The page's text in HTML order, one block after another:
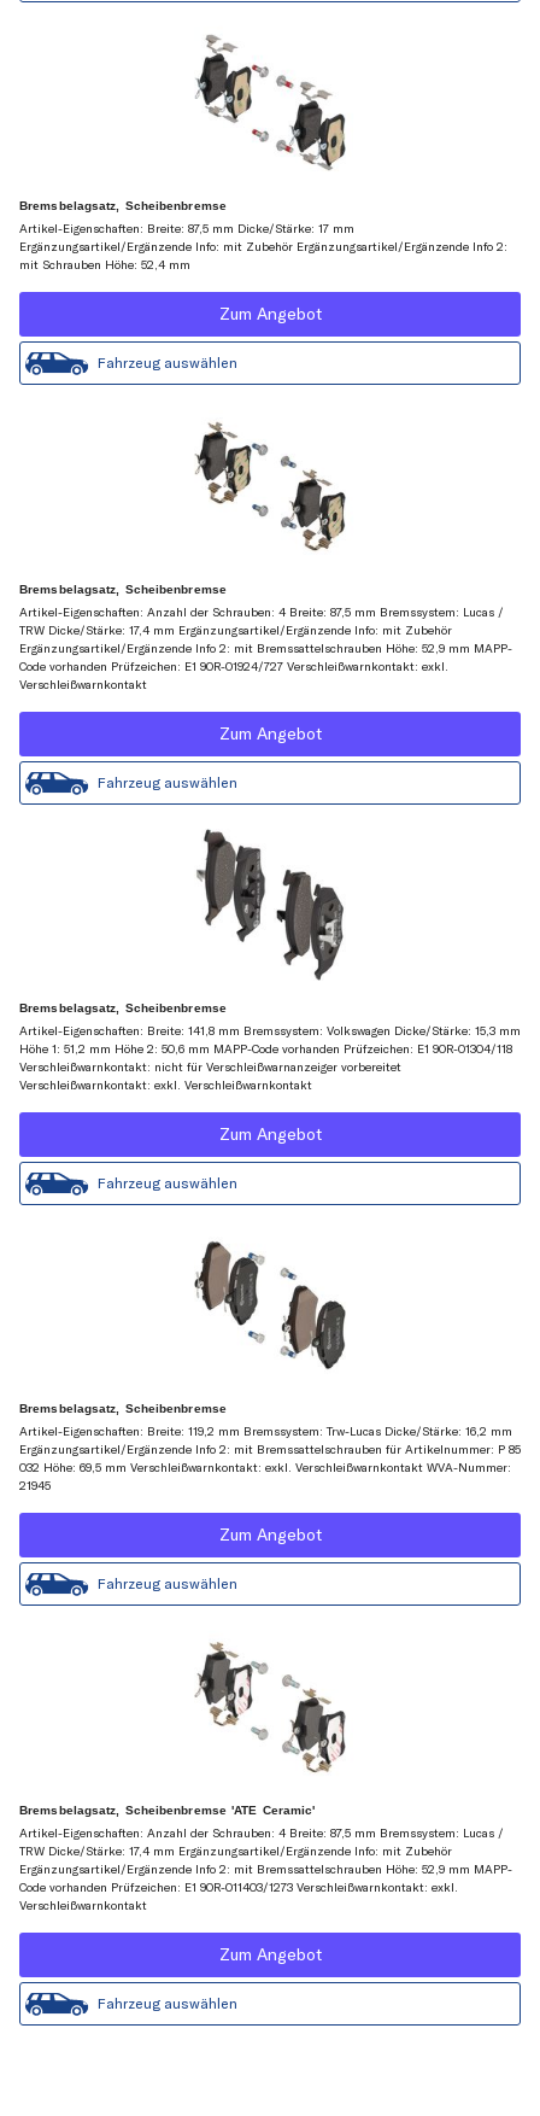
Bremsbelagsatz, Scheibenbremse
Artikel-Eigenschaften: Breite: 87,5 mm Dicke/Stärke: 17 mm
Ergänzungsartikel/Ergänzende Info: mit Zubehör Ergänzungsartikel/Ergänzende Info 2:
mit Schrauben Höhe: 52,4 mm
Zum Angebot
Fahrzeug auswählen
Bremsbelagsatz, Scheibenbremse
Artikel-Eigenschaften: Anzahl der Schrauben: 4 Breite: 87,5 mm Bremssystem: Lucas /
TRW Dicke/Stärke: 17,4 mm Ergänzungsartikel/Ergänzende Info: mit Zubehör
Ergänzungsartikel/Ergänzende Info 2: mit Bremssattelschrauben Höhe: 52,9 mm MAPP-
Code vorhanden Prüfzeichen: E1 90R-01924/727 Verschleißwarnkontakt: exkl.
Verschleißwarnkontakt
Zum Angebot
Fahrzeug auswählen
Bremsbelagsatz, Scheibenbremse
Artikel-Eigenschaften: Breite: 141,8 mm Bremssystem: Volkswagen Dicke/Stärke: 15,3 mm
Höhe 1: 51,2 mm Höhe 2: 50,6 mm MAPP-Code vorhanden Prüfzeichen: E1 90R-01304/118
Verschleißwarnkontakt: nicht für Verschleißwarnanzeiger vorbereitet
Verschleißwarnkontakt: exkl. Verschleißwarnkontakt
Zum Angebot
Fahrzeug auswählen
Bremsbelagsatz, Scheibenbremse
Artikel-Eigenschaften: Breite: 119,2 mm Bremssystem: Trw-Lucas Dicke/Stärke: 16,2 mm
Ergänzungsartikel/Ergänzende Info 2: mit Bremssattelschrauben für Artikelnummer: P 85
032 Höhe: 69,5 mm Verschleißwarnkontakt: exkl. Verschleißwarnkontakt WVA-Nummer:
21945
Zum Angebot
Fahrzeug auswählen
Bremsbelagsatz, Scheibenbremse 'ATE Ceramic'
Artikel-Eigenschaften: Anzahl der Schrauben: 4 Breite: 87,5 mm Bremssystem: Lucas /
TRW Dicke/Stärke: 17,4 mm Ergänzungsartikel/Ergänzende Info: mit Zubehör
Ergänzungsartikel/Ergänzende Info 2: mit Bremssattelschrauben Höhe: 52,9 mm MAPP-
Code vorhanden Prüfzeichen: E1 90R-011403/1273 Verschleißwarnkontakt: exkl.
Verschleißwarnkontakt
Zum Angebot
Fahrzeug auswählen